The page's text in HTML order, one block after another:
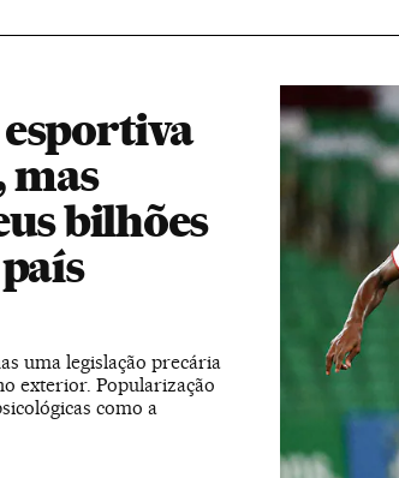
esportiva
mas
bilhões
uma legislação precária
exterior. Popularização
como a